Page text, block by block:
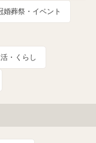
婚葬祭・イベント
・くらし